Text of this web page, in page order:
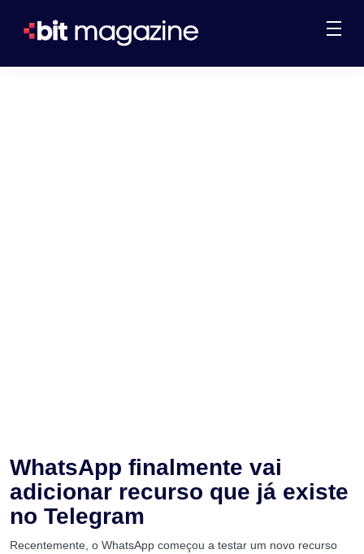
WhatsApp finalmente vai
adicionar recurso que já existe
no Telegram
Recentemente, o WhatsApp começou a testar um novo recurso